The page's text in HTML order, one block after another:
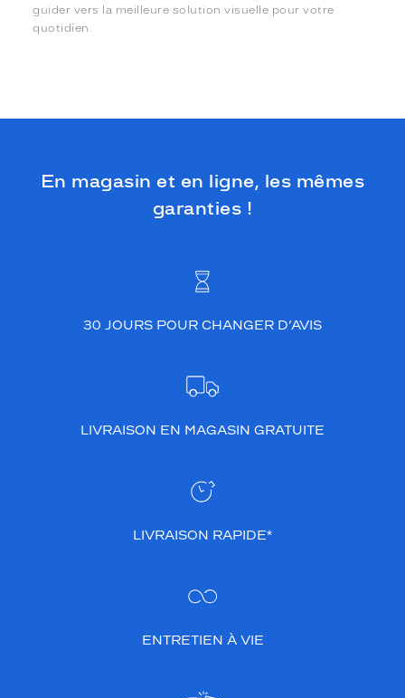
guider vers la meilleure solution visuelle pour votre
quotidien.
En magasin et en ligne, les mêmes
garanties !
30 JOURS POUR CHANGER D’AVIS
LIVRAISON EN MAGASIN GRATUITE
LIVRAISON RAPIDE*
ENTRETIEN À VIE